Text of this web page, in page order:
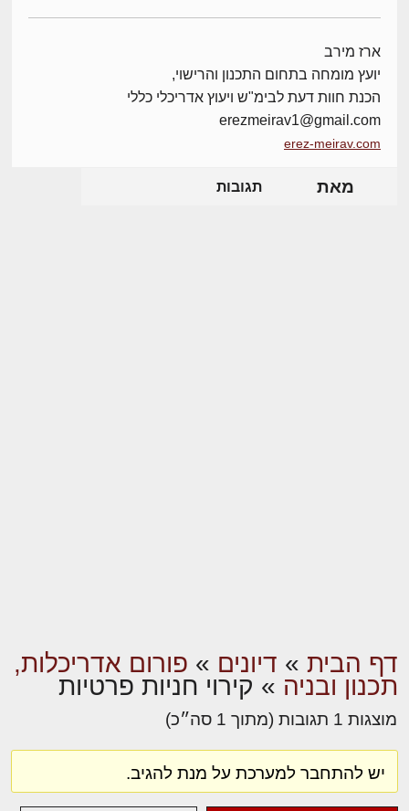
ארז מירב
יועץ מומחה בתחום התכנון והרישוי,
הכנת חוות דעת לבימ"ש ויעוץ אדריכלי כללי
erezmeirav1@gmail.com
erez-meirav.com
מאת תגובות
דף הבית » דיונים » פורום אדריכלות,
תכנון ובניה » קירוי חניות פרטיות
מוצגות 1 תגובות (מתוך 1 סה״כ)
יש להתחבר למערכת על מנת להגיב.